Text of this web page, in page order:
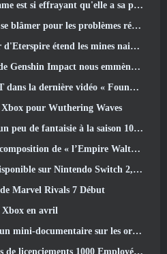
qu'elle a sa propre bande-annonce de bande rouge
pour les problèmes récents
et propose une refonte complète des combats contre les boss
dont Mondstadt continue de parler mais que nous n'avons jamais vu
la dernière vidéo « Foundations »
pour Wuthering Waves
fantaisie à la saison 10 Lancements
Walthen » dans la prochaine mise à jour majeure de RAVEN2
2, Juste à temps pour le lancement de Shadowgrapher
Marvel Rivals 7 Début
en avril
origines de la Fédération pour célébrer le 16e anniversaire
Employés, Citant « Recul de l’engagement Fortnite »